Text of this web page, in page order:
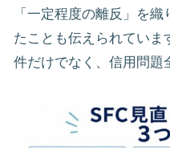
「一定程度の離反」を
たことも伝えられていま
件だけでなく、信用問題